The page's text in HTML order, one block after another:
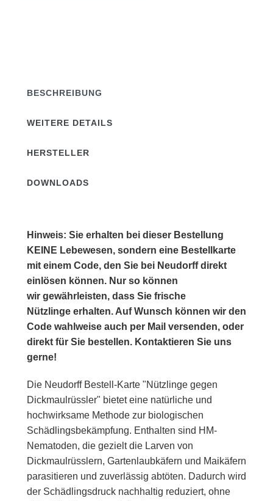
BESCHREIBUNG
WEITERE DETAILS
HERSTELLER
DOWNLOADS
Hinweis: Sie erhalten bei dieser Bestellung
KEINE Lebewesen, sondern eine Bestellkarte
mit einem Code, den Sie bei Neudorff direkt
einlösen können. Nur so können
wir gewährleisten, dass Sie frische
Nützlinge erhalten. Auf Wunsch können wir den
Code wahlweise auch per Mail versenden, oder
direkt für Sie bestellen. Kontaktieren Sie uns
gerne!
Die Neudorff Bestell-Karte "Nützlinge gegen
Dickmaulrüssler" bietet eine natürliche und
hochwirksame Methode zur biologischen
Schädlingsbekämpfung. Enthalten sind HM-
Nematoden, die gezielt die Larven von
Dickmaulrüsslern, Gartenlaubkäfern und Maikäfern
parasitieren und zuverlässig abtöten. Dadurch wird
der Schädlingsdruck nachhaltig reduziert, ohne